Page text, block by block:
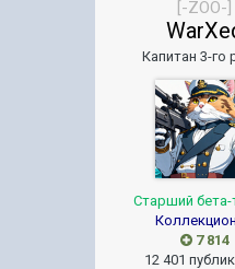
[-ZOO-]
Капитан 3-го
Старший бета-
7 814
12 401